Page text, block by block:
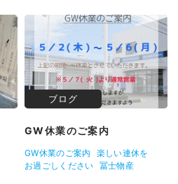
ブログ
GW休業のご案内
GW休業のご案内
楽しい連休を
お過ごしください 冨士物産